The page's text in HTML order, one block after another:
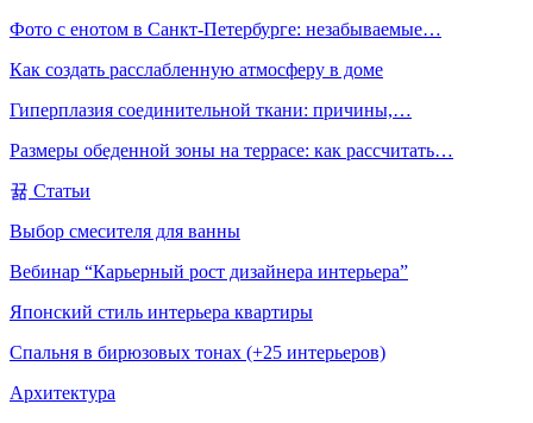
Фото с енотом в Санкт-Петербурге: незабываемые…
Как создать расслабленную атмосферу в доме
Гиперплазия соединительной ткани: причины,…
Размеры обеденной зоны на террасе: как рассчитать…
Статьи
Выбор смесителя для ванны
Вебинар “Карьерный рост дизайнера интерьера”
Японский стиль интерьера квартиры
Спальня в бирюзовых тонах (+25 интерьеров)
Архитектура